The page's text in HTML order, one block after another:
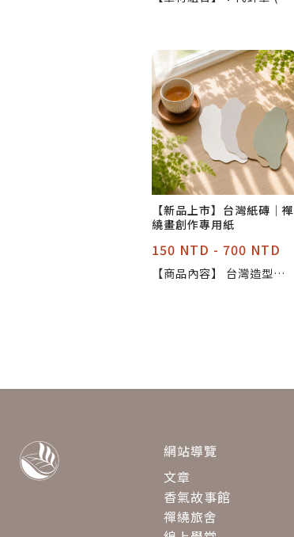
材組合】： 想享畫冊 x1、
獨創禪心練習冊 x1、 【紙
磚組合】： 方磚：白色 x
5、茶色 x5、黑色 x5 圓
磚：白色 x2、茶色 x2、黑
色 x2 Bijou 小磚：白色
x4、黑色 x4 、牛皮小卡 x
5 【收納與配件】：木筆
x1、 紙磚收納盒 x1
【新品上市】台灣紙磚｜禪
繞畫創作專用紙
150 NTD - 700 NTD
【商品內容】 台灣造型紙
作與手繪設計 可作為展
網站導覽
文章
香氣故事館
禪繞旅舍